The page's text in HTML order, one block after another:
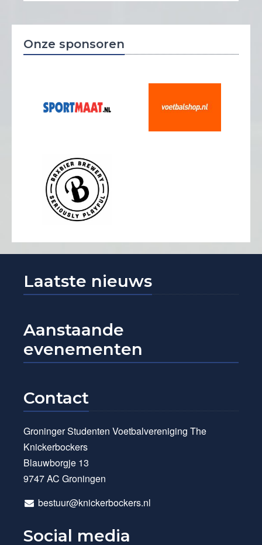
Onze sponsoren
Laatste nieuws
Aanstaande
evenementen
Contact
Groninger Studenten Voetbalvereniging The
Knickerbockers
Blauwborgje 13
9747 AC Groningen
bestuur@knickerbockers.nl
Social media